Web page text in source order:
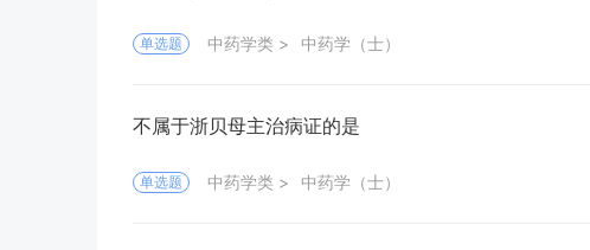
单选题 中药学类 中药学（士）
不属于浙贝母主治病证的是
单选题 中药学类 中药学（士）